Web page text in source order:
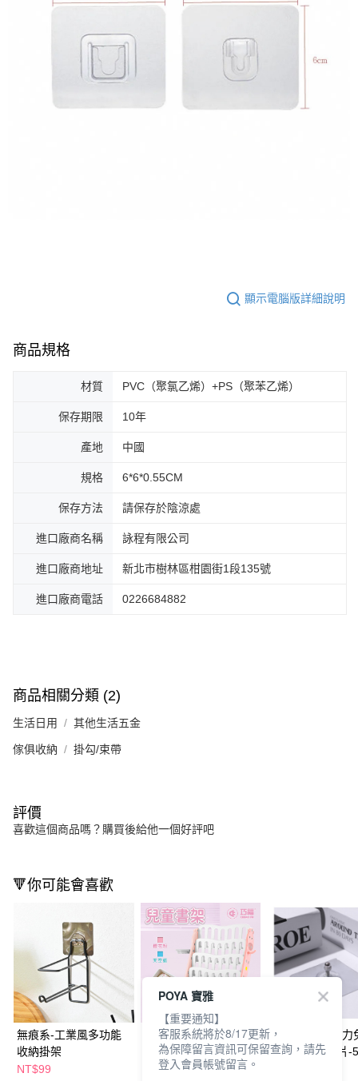
顯示電腦版詳細說明
商品規格
材質 PVC（聚氯乙烯）+PS（聚苯乙烯）
保存期限 10年
產地 中國
規格 6*6*0.55CM
保存方法 請保存於陰涼處
進口廠商名稱 詠程有限公司
進口廠商地址 新北市樹林區柑園街1段135號
進口廠商電話 0226684882
商品相關分類 (2)
生活日用 其他生活五金
傢俱收納 掛勾/束帶
評價
喜歡這個商品嗎？購買後給他一個好評吧
🔻你可能會喜歡
無痕系-工業風多功能
收納掛架
NT$99
【廠商直送】巧福 多
功能兒童收納書架(附
籃框、掛勾)-粉色 UC-
NT$1,980
WE CHAMP強力
孔無痕螺絲貼片-
POYA 寶雅
【重要通知】
客服系統將於8/17更新，
為保障留言資訊可保留查詢，請先
登入會員帳號留言。